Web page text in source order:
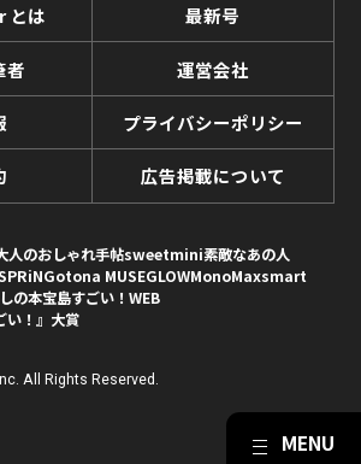
とは 最新号
者 運営会社
プライバシーポリシー
広告掲載について
人のおしゃれ手帖sweetmini素敵なあの人
otona MUSEGLOWMonoMaxsmart
の本宝島すごい！WEB
い！』大賞
All Rights Reserved.